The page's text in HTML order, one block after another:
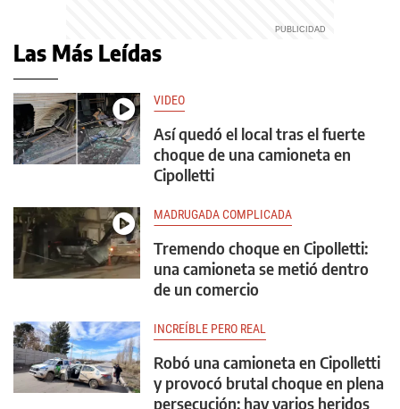
Las Más Leídas
VIDEO
Así quedó el local tras el fuerte
choque de una camioneta en
Cipolletti
MADRUGADA COMPLICADA
Tremendo choque en Cipolletti:
una camioneta se metió dentro
de un comercio
INCREÍBLE PERO REAL
Robó una camioneta en Cipolletti
y provocó brutal choque en plena
persecución: hay varios heridos